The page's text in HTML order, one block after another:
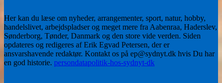
Her kan du læse om nyheder, arrangementer, sport, natur, hobby,
handelslivet, arbejdspladser og meget mere fra Aabenraa, Haderslev,
Sønderborg, Tønder, Danmark og den store vide verden. Siden
opdateres og redigeres af Erik Egvad Petersen, der er
ansvarshavende redaktør. Kontakt os på ep@sydnyt.dk hvis Du har
en god historie. persondatapolitik-hos-sydnyt-dk